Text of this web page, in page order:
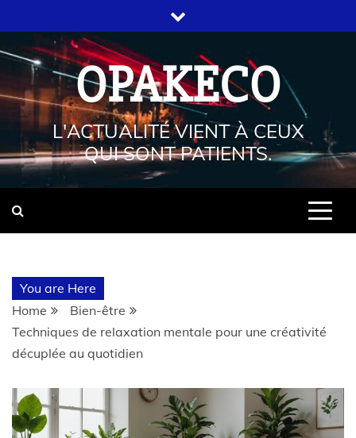
OPAKECO
L'ACTUALITÉ VIENT À CEUX
QUI SONT PATIENTS.
You are Here
Home
Bien-être
Techniques de relaxation mentale pour une créativité
décuplée au quotidien